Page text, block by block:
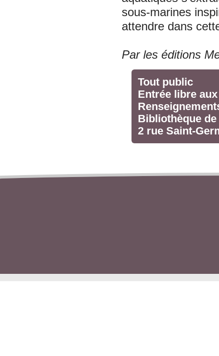
sous-marines
attendre dans
Par les éditions
Tout public
Entrée libre
Bibliothèque
2 rue Saint-